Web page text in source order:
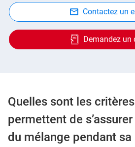
Contactez un
Demandez un
Quelles sont les
permettent de
du mélange pendant